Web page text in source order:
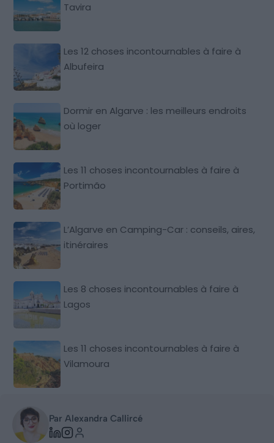
Tavira
Les 12 choses incontournables à faire à
Albufeira
Dormir en Algarve : les meilleurs endroits
où loger
Les 11 choses incontournables à faire à
Portimão
L’Algarve en Camping-Car : conseils, aires,
itinéraires
Les 8 choses incontournables à faire à
Lagos
Les 11 choses incontournables à faire à
Vilamoura
Par Alexandra Callircé